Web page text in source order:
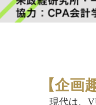
【企画
現代は、